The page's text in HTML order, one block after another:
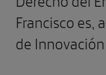
Francisco es,
de